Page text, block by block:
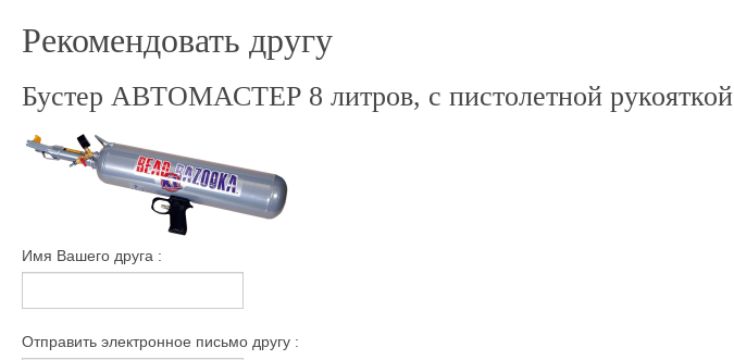
Рекомендовать другу
Бустер АВТОМАСТЕР 8 литров, с пистолетной рукояткой
Имя Вашего друга :
Отправить электронное письмо другу :